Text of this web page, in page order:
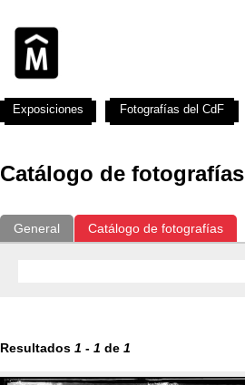
Catálogo de fotografías
General Catálogo de fotografías
Resultados 1 - 1 de 1
Exposiciones Fotografías del CdF